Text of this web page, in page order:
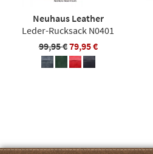
Neuhaus Leather
Leder-Rucksack N0401
99,95 €79,95 €